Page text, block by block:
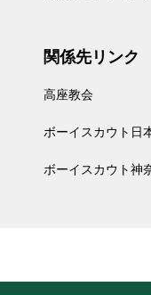
関係先リンク
高座教会
ボーイスカウト日
ボーイスカウト神